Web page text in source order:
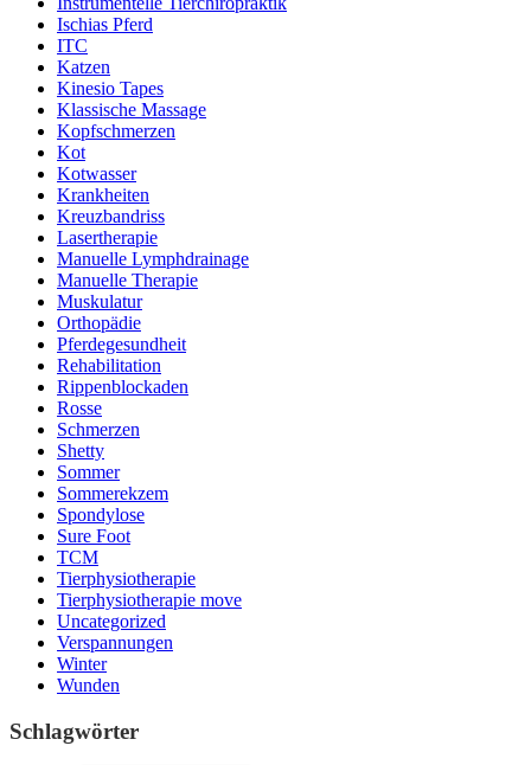
Ischias Pferd
ITC
Katzen
Kinesio Tapes
Klassische Massage
Kopfschmerzen
Kot
Kotwasser
Krankheiten
Kreuzbandriss
Lasertherapie
Manuelle Lymphdrainage
Manuelle Therapie
Muskulatur
Orthopädie
Pferdegesundheit
Rehabilitation
Rippenblockaden
Rosse
Schmerzen
Shetty
Sommer
Sommerekzem
Spondylose
Sure Foot
TCM
Tierphysiotherapie
Tierphysiotherapie move
Uncategorized
Verspannungen
Winter
Wunden
Schlagwörter